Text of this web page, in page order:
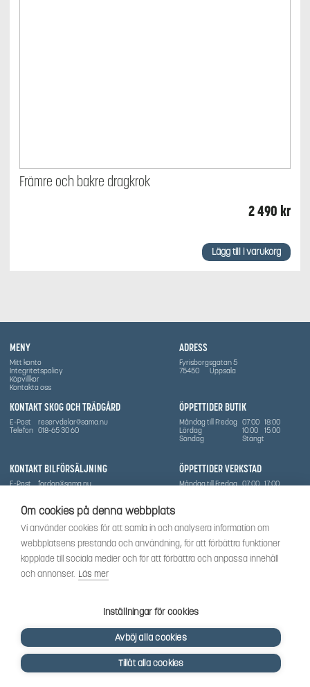
Om cookies på denna webbplats
Vi använder cookies för att samla in och analysera information om
webbplatsens prestanda och användning, för att förbättra funktioner
kopplade till sociala medier och för att förbättra och anpassa innehåll
och annonser. Läs mer
Inställningar för cookies
Avböj alla cookies
Tillåt alla cookies
Främre och bakre dragkrok
2 490 kr
Lägg till i varukorg
MENY
Mitt konto
Integritetspolicy
Köpvillkor
Kontakta oss
ÖPPETTIDER BUTIK
Måndag till Fredag 07:00 18:00
Lördag
10:00
15:00
Söndag
Stängt
ÖPPETTIDER VERKSTAD
Måndag till Fredag 07:00 17:00
ADRESS
Fyrisborgsgatan 5
75450
Uppsala
KONTAKT SKOG OCH TRÄDGÅRD
E-Post
reservdelar@sama.nu
Telefon 018-65 30 60
KONTAKT BILFÖRSÄLJNING
E-Post
fordon@sama.nu
Vi har sedan 1970-talet levererat skog-och trädgårdsprodukter till Uppsala med omnejd. Vi
har idag även ett brett utbud av dessa produkter samt BRP:s produktsortiment, gällande
Can-Am, Sea-Doo.
Vi är certifierad serviceverkstad.
SOCIALT